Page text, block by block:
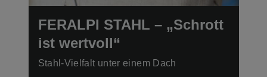
FERALPI STAHL – „Schrott
ist wertvoll“
Stahl-Vielfalt unter einem Dach